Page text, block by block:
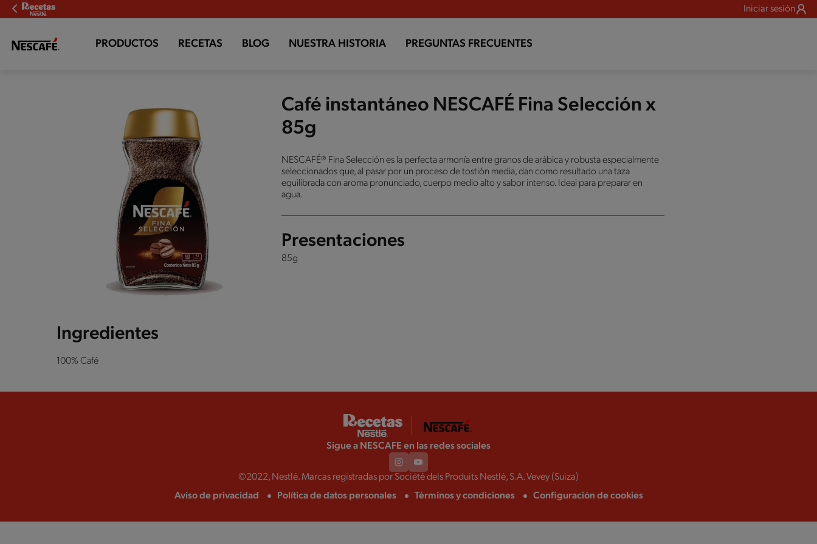
Iniciar sesión
PRODUCTOS RECETAS BLOG NUESTRA HISTORIA PREGUNTAS FRECUENTES
Café instantáneo NESCAFÉ Fina Selección x
85g
NESCAFÉ® Fina Selección es la perfecta armonía entre granos de arábica y robusta especialmente
seleccionados que, al pasar por un proceso de tostión media, dan como resultado una taza
equilibrada con aroma pronunciado, cuerpo medio alto y sabor intenso. Ideal para preparar en
agua.
Presentaciones
85g
Ingredientes
100% Café
Sigue a NESCAFE en las redes sociales
©2022, Nestlé. Marcas registradas por Société dels Produits Nestlé, S.A. Vevey (Suiza)
Aviso de privacidad
Política de datos personales Términos y condiciones Configuración de cookies